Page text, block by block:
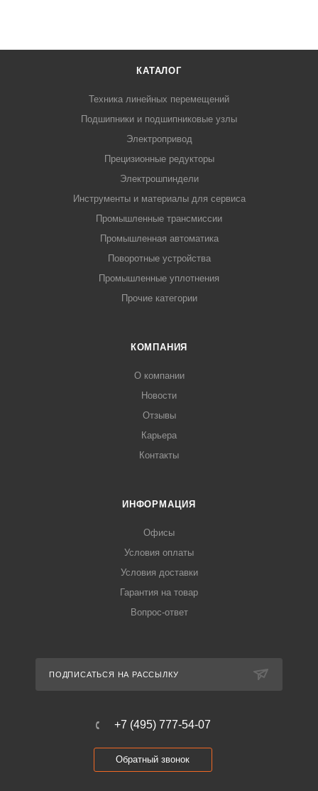
КАТАЛОГ
Техника линейных перемещений
Подшипники и подшипниковые узлы
Электропривод
Прецизионные редукторы
Электрошпиндели
Инструменты и материалы для сервиса
Промышленные трансмиссии
Промышленная автоматика
Поворотные устройства
Промышленные уплотнения
Прочие категории
КОМПАНИЯ
О компании
Новости
Отзывы
Карьера
Контакты
ИНФОРМАЦИЯ
Офисы
Условия оплаты
Условия доставки
Гарантия на товар
Вопрос-ответ
ПОДПИСАТЬСЯ НА РАССЫЛКУ
+7 (495) 777-54-07
Обратный звонок